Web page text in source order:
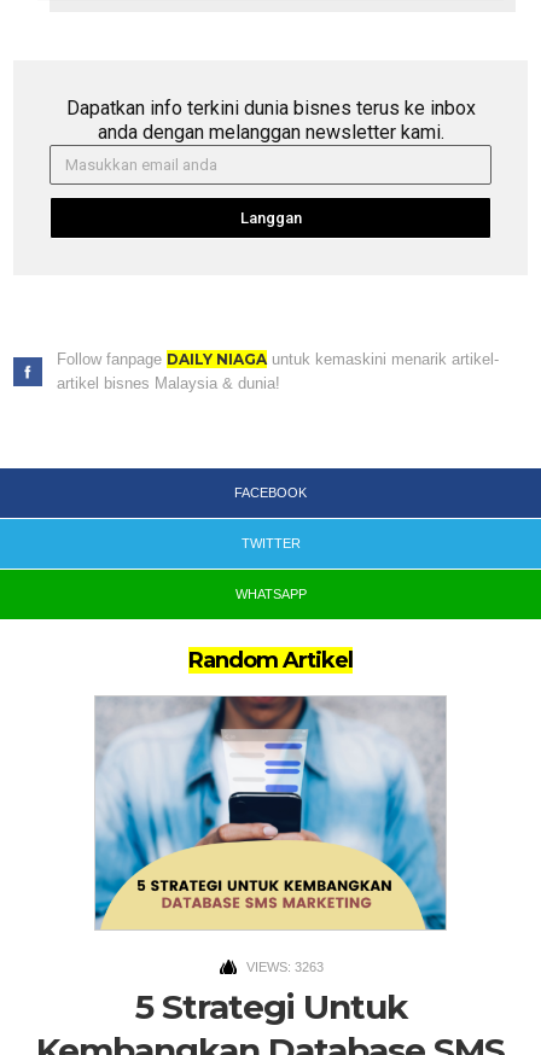
Dapatkan info terkini dunia bisnes terus ke inbox
anda dengan melanggan newsletter kami.
Langgan
Follow fanpage DAILY NIAGAuntuk kemaskini menarik artikel-
artikel bisnes Malaysia & dunia!
FACEBOOK
TWITTER
WHATSAPP
Random Artikel
VIEWS: 3263
5 Strategi Untuk